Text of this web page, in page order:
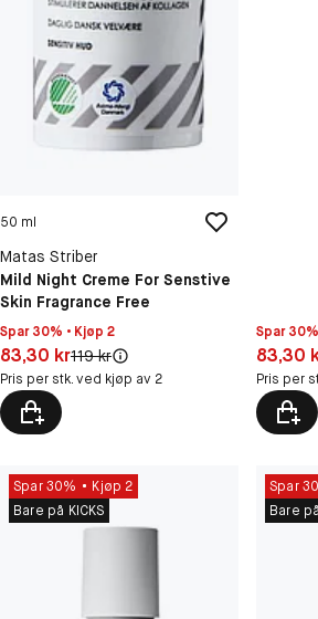
50 ml
Matas Striber
Mild Night Creme For Senstive
Skin Fragrance Free
Spar 30% • Kjøp 2
Pris: 83,30 kr
83,30 krOriginal pris:
119 kr
Pris per stk. ved kjøp av 2
Spar
Pris:
83,30
Pris per
Spar 30%
Kjøp 2
Bare på KICKS
Spar
Bare